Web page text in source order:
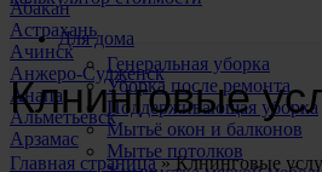
Абакан
Астрахань
Ачинск
Анжеро-Судженск
Анапа
Альметьевск
Арзамас
Для дома
Генеральная уборка
Уборка после ремонта
Поддерживающая уборка
Мытьё окон и балконов
Мытье потолков
Клнинговые
Главная страница»Клнинговые